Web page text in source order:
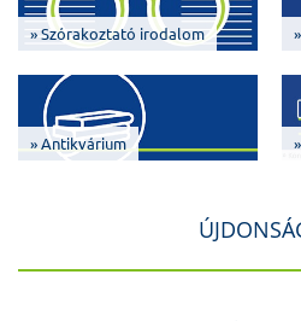
» Szórakoztató irodalom
» Antikvárium